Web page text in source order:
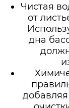
Чистая
от
дна